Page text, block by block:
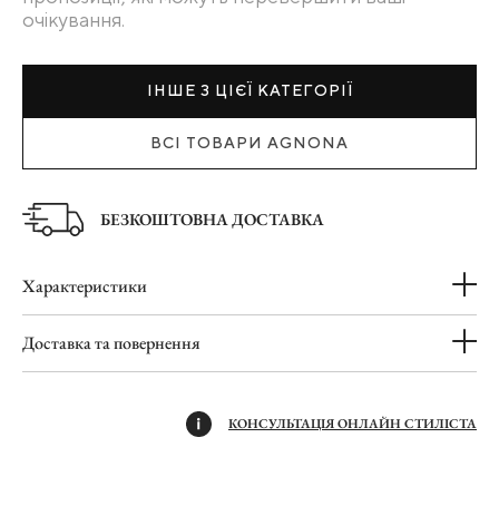
очікування.
ІНШЕ З ЦІЄЇ КАТЕГОРІЇ
ВСІ ТОВАРИ AGNONA
БЕЗКОШТОВНА ДОСТАВКА
Характеристики
Доставка та повернення
КОНСУЛЬТАЦІЯ ОНЛАЙН СТИЛІСТА